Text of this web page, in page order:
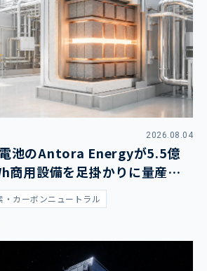
2026.08.04
池のAntora Energyが5.5億
商用設備を足掛かりに量産拡
・カーボンニュートラル